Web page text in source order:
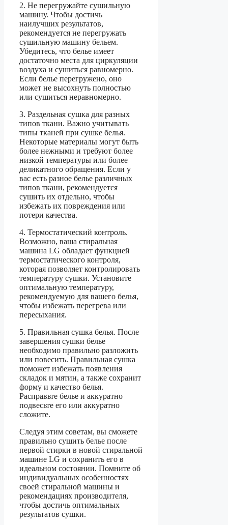
2. Не перегружайте сушильную
машину. Чтобы достичь
наилучших результатов,
рекомендуется не перегружать
сушильную машину бельем.
Убедитесь, что белье имеет
достаточно места для циркуляции
воздуха и сушиться равномерно.
Если белье перегружено, оно
может не высохнуть полностью
или сушиться неравномерно.
3. Раздельная сушка для разных
типов ткани. Важно учитывать
типы тканей при сушке белья.
Некоторые материалы могут быть
более нежными и требуют более
низкой температуры или более
деликатного обращения. Если у
вас есть разное белье различных
типов ткани, рекомендуется
сушить их отдельно, чтобы
избежать их повреждения или
потери качества.
4. Термостатический контроль.
Возможно, ваша стиральная
машина LG обладает функцией
термостатического контроля,
которая позволяет контролировать
температуру сушки. Установите
оптимальную температуру,
рекомендуемую для вашего белья,
чтобы избежать перегрева или
пересыхания.
5. Правильная сушка белья. После
завершения сушки белье
необходимо правильно разложить
или повесить. Правильная сушка
поможет избежать появления
складок и мятин, а также сохранит
форму и качество белья.
Расправьте белье и аккуратно
подвесьте его или аккуратно
сложите.
Следуя этим советам, вы сможете
правильно сушить белье после
первой стирки в новой стиральной
машине LG и сохранить его в
идеальном состоянии. Помните об
индивидуальных особенностях
своей стиральной машины и
рекомендациях производителя,
чтобы достичь оптимальных
результатов сушки.